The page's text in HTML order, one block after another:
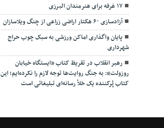
۱۷ غرفه برای هنرمندان البرزی
آزادسازی ۶۰ هکتار اراضی زراعی از چنگ ویلاسازان
پایان واگذاری اماکن ورزشی به سبک چوب حراج
شهرداری
رهبر انقلاب در تقریظ کتاب «ایستگاه خیابان
روزولت»: به جنگ روایت‌ها توجه لازم را نکرده‌ایم؛ این
کتاب پُرکننده‌ یک خلأ رسانه‌ای تبلیغاتی است